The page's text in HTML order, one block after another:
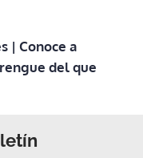
| Conoce a
del que